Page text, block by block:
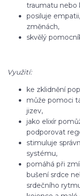
traumatu nebo
posiluje
změnách,
skvělý
Využití:
ke zklidnění
může pomoci
jizev,
jako elixír
podporovat
stimuluje
systému,
pomáhá při
bušení srdce
srdečního